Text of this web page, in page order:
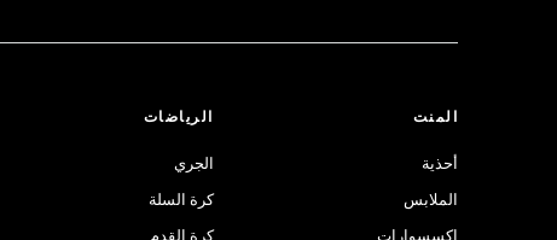
المنت
أحذية
الملابس
الرياضات
الجري
كرة السلة